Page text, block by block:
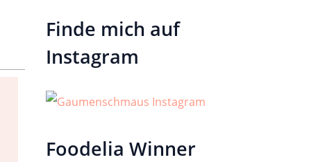
Finde mich auf
Instagram
Foodelia Winner